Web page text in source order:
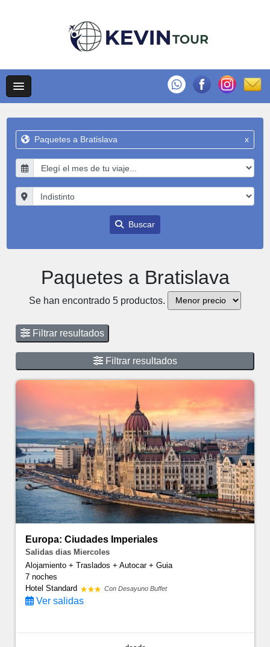
Paquetes a Bratislava x
Buscar
Paquetes a Bratislava
Se han encontrado 5 productos.
Filtrar resultados
Filtrar resultados
Europa: Ciudades Imperiales
Salidas dias Miercoles
Alojamiento + Traslados + Autocar + Guia
7 noches
Hotel Standard
Con Desayuno Buffet
Ver salidas